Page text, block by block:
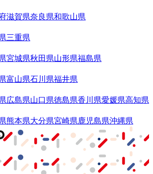
滋賀県奈良県和歌山県
三重県
宮城県秋田県山形県福島県
富山県石川県福井県
広島県山口県徳島県香川県愛媛県高知県
熊本県大分県宮崎県鹿児島県沖縄県